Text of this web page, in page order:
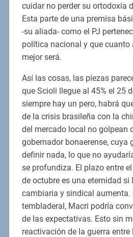
cuidar no perder su ortodoxia
Esta parte de una premisa
-su aliada- como el PJ
política nacional y que cuanto
mejor será.
Así las cosas, las piezas
que Scioli llegue al 45% el 25
siempre hay un pero, habrá
de la crisis brasileña con la
del mercado local no golpean
gobernador bonaerense, cuya
definir nada, lo que no
se profundiza. El plazo entre
de octubre es una eternidad si
cambiaria y sindical aumenta.
tembladeral, Macri podría
de las expectativas. Esto sin
reactivación de la guerra